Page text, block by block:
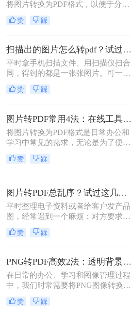
将图片转换为PDF格式，以便于分
享、打印和存档。那么图片怎么转pdf
呢？本文将介绍三种常用的将图片转
同的需求选择最合适的方式。
赞 踩
扫描出的图片怎么转pdf？试过好用的几个办法！
平时拿手机扫描文件、用扫描仪扫合
同，得到的都是一张张图片。可一旦
要发给别人、归档保存或者打印出
来，PDF格式明显更正式、也更方
行，转完PDF却模糊了；十几页的扫
描件，一页一页转太磨人；还有些涉
及隐私的文件，不敢随便往在线工具
里传。
赞 踩
图片转PDF常用4法：在线工具、桌面软件、手机APP和打印导出的适用边界！
将图片转换为PDF格式是日常办公和
学习中常见的需求，无论是为了便于
分享、存储还是打印。那么图片转为
pdf怎么弄呢？本文将介绍几种常用的
赞 踩
图片转PDF总乱序？试过这几个方法后顺手多了
平时整理电子资料或者给客户发产品
图，经常遇到一个麻烦：对方要求把
一堆零散的图片打包成一个完整的
PDF文件。如果一张张发过去，不仅
混。很多朋友一搜“图片转pdf怎么
弄”，出来一堆复杂的教程，其实只
要找对工具，这事儿非常简单。本文
就按大家最常用的场景（在线免安
装、批量处理、手机自带功能）整理
了几个亲测好用的办法，帮你轻松搞
赞 踩
PNG转PDF高效2法：透明背景保留和文件压缩设置！
在日常的办公、学习和图像管理过程
中，我们时常需要将PNG图像转换为
PDF文件。PDF文件格式因其良好的
兼容性、稳定性和在不同设备上显示
赞 踩